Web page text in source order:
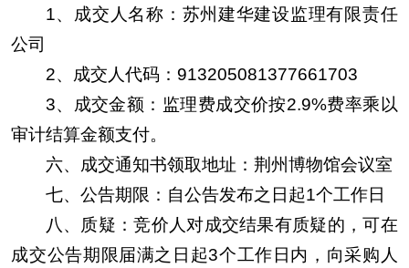
1、成交人名称：苏州建华建设监理有限责任
公司
2、成交人代码：913205081377661703
3、成交金额：监理费成交价按2.9%费率乘以
审计结算金额支付。
六、成交通知书领取地址：荆州博物馆会议室
七、公告期限：自公告发布之日起1个工作日
八、质疑：竞价人对成交结果有质疑的，可在
成交公告期限届满之日起3个工作日内，向采购人